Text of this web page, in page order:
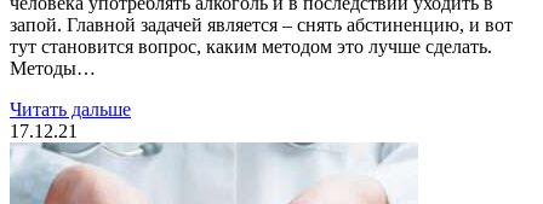
запой. Главной задачей является – снять абстиненцию, и вот
тут становится вопрос, каким методом это лучше сделать.
Методы…
Читать дальше
17.12.21